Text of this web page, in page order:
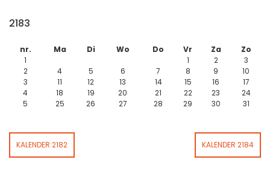
2183
nr. Ma Di Wo Do Vr Za
Zo
1
1 2
3
2
4 5 6 7 8 9
10
3
11 12 13 14 15 16
17
4
18 19 20 21 22 23
24
5
25 26 27 28 29 30 31
KALENDER 2182 KALENDER 2184